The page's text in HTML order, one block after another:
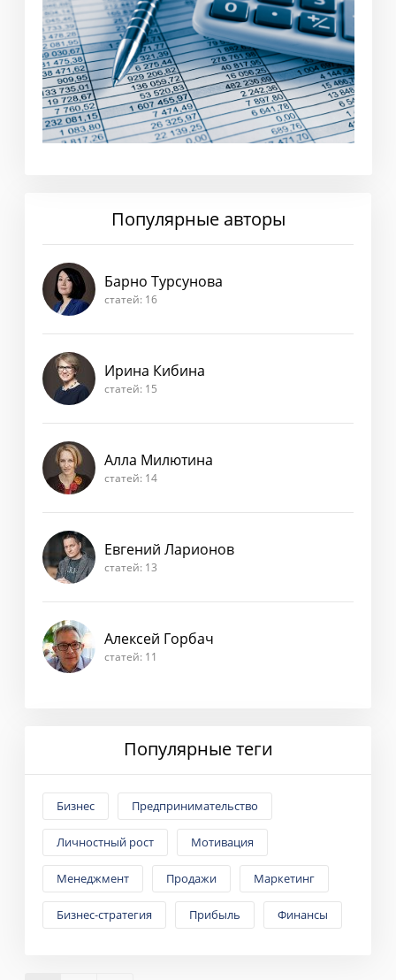
Популярные авторы
Барно Турсунова
статей: 16
Ирина Кибина
статей: 15
Алла Милютина
статей: 14
Евгений Ларионов
статей: 13
Алексей Горбач
статей: 11
Популярные теги
Бизнес Предпринимательство
Личностный рост Мотивация
Менеджмент Продажи Маркетинг
Бизнес-стратегия Прибыль Финансы